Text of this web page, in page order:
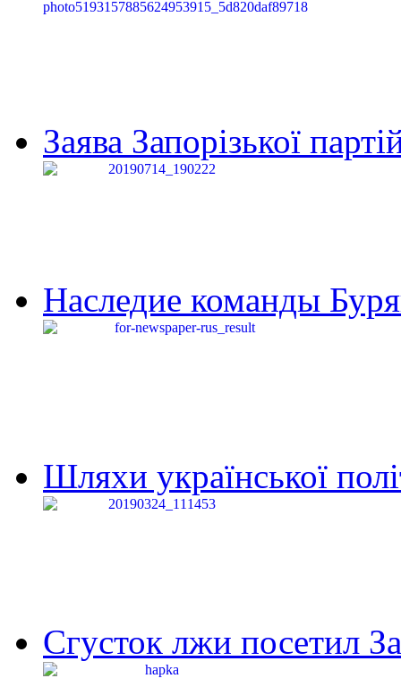
Заява Запорізької
Наследие команды
Шляхи української
Сгусток лжи посетил